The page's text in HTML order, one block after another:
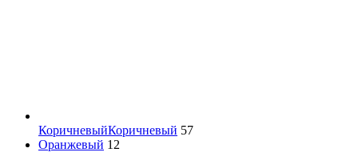
КоричневыйКоричневый 57
Оранжевый 12